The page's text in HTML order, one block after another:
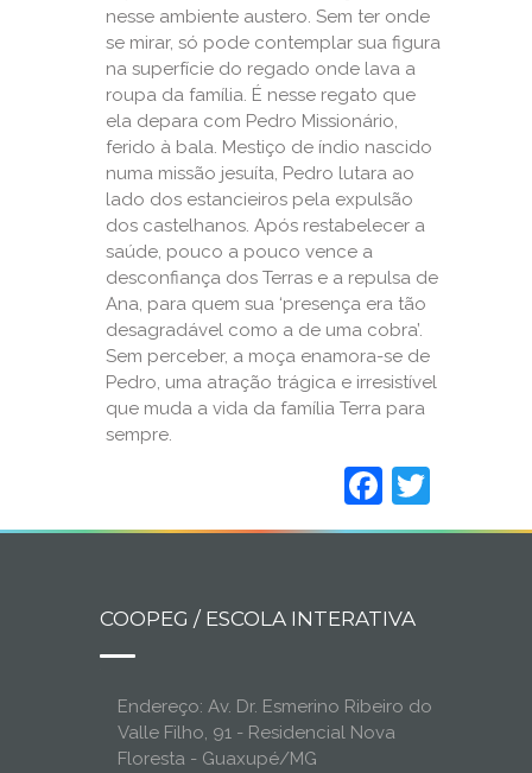
nesse ambiente austero. Sem ter onde
se mirar, só pode contemplar sua figura
na superfície do regado onde lava a
roupa da família. É nesse regato que
ela depara com Pedro Missionário,
ferido à bala. Mestiço de índio nascido
numa missão jesuíta, Pedro lutara ao
lado dos estancieiros pela expulsão
dos castelhanos. Após restabelecer a
saúde, pouco a pouco vence a
desconfiança dos Terras e a repulsa de
Ana, para quem sua ‘presença era tão
desagradável como a de uma cobra’.
Sem perceber, a moça enamora-se de
Pedro, uma atração trágica e irresistível
que muda a vida da família Terra para
sempre.
COOPEG / ESCOLA INTERATIVA
Endereço: Av. Dr. Esmerino Ribeiro do
Valle Filho, 91 - Residencial Nova
Floresta - Guaxupé/MG